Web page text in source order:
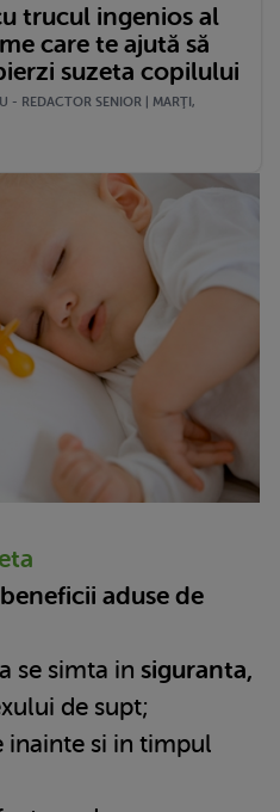
trucul ingenios al
care te ajută să
suzeta copilului
- REDACTOR SENIOR | MARŢI,
beneficii aduse de
se simta in siguranta,
de supt;
inainte si in timpul